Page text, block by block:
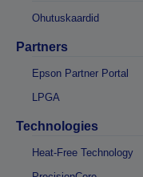
Ohutuskaardid
Partners
Epson Partner Portal
LPGA
Technologies
Heat-Free Technology